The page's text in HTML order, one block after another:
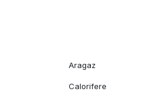
Aragaz
Calorifere